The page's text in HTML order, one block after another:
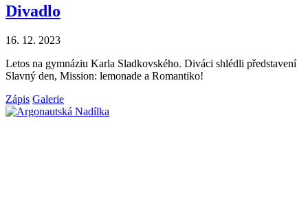
Divadlo
16. 12. 2023
Letos na gymnáziu Karla Sladkovského. Diváci shlédli představení
Slavný den, Mission: lemonade a Romantiko!
Zápis Galerie